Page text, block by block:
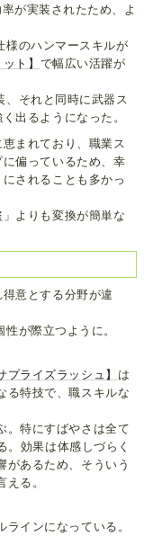
が実装されたため、よ
様のハンマースキルが
ト】 で幅広い活躍が
、それと同時に武器ス
出るようになった。
まれており、職業ス
偏っているため、幸
されることも多かっ
よりも変換が簡単な
意とする分野が違
が際立つように。
プライズラッシュ】 は
る特技で、職スキルな
。特にすばやさは全て
効果は体感しづらく
があるため、そういう
る。
インになっている。